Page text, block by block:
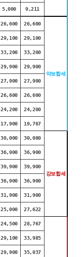
5,000 9,211
26,600 26,600
약보합세
29,100 29,100
33,200 33,200
29,900 29,900
27,900 27,900
26,600 26,600
24,200 24,200
17,900 19,767
30,000 30,000
강보합세
36,900 36,900
39,900 39,900
36,900 36,900
31,900 31,900
25,000 27,622
24,500 28,767
29,100 33,985
29,900 35,037